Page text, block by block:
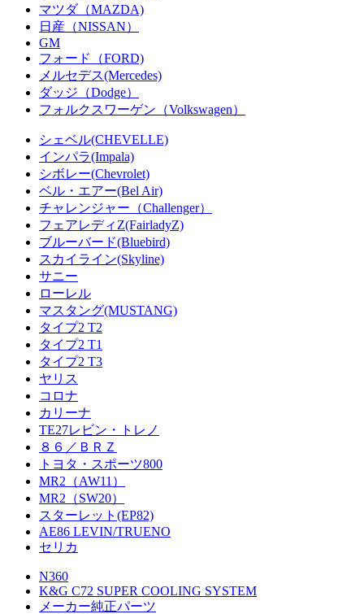
マツダ（MAZDA)
日産（NISSAN）
GM
フォード（FORD)
メルセデス(Mercedes)
ダッジ（Dodge）
フォルクスワーゲン（Volkswagen）
シェベル(CHEVELLE)
インパラ(Impala)
シボレー(Chevrolet)
ベル・エアー(Bel Air)
チャレンジャー（Challenger）
フェアレディZ(FairladyZ)
ブルーバード(Bluebird)
スカイライン(Skyline)
サニー
ローレル
マスタング(MUSTANG)
タイプ2 T2
タイプ2 T1
タイプ2 T3
ヤリス
コロナ
カリーナ
TE27レビン・トレノ
８６／ＢＲＺ
トヨタ・スポーツ800
MR2（AW11）
MR2（SW20）
スターレット(EP82)
AE86 LEVIN/TRUENO
セリカ
N360
K&G C72 SUPER COOLING SYSTEM
メーカー純正パーツ